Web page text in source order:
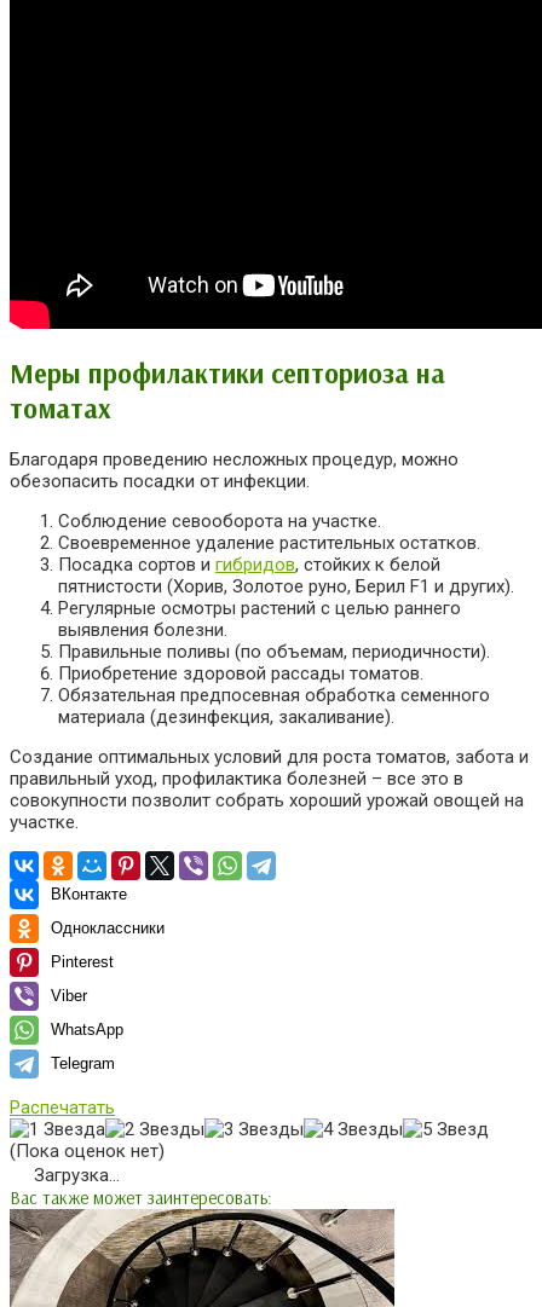
Меры профилактики септориоза на
томатах
Благодаря проведению несложных процедур, можно
обезопасить посадки от инфекции.
Соблюдение севооборота на участке.
Своевременное удаление растительных остатков.
Посадка сортов и гибридов, стойких к белой
пятнистости (Хорив, Золотое руно, Берил F1 и других).
Регулярные осмотры растений с целью раннего
выявления болезни.
Правильные поливы (по объемам, периодичности).
Приобретение здоровой рассады томатов.
Обязательная предпосевная обработка семенного
материала (дезинфекция, закаливание).
Создание оптимальных условий для роста томатов, забота и
правильный уход, профилактика болезней – все это в
совокупности позволит собрать хороший урожай овощей на
участке.
ВКонтакте
Одноклассники
Pinterest
Viber
WhatsApp
Telegram
Распечатать
(Пока оценок нет)
Загрузка...
Вас также может заинтересовать: